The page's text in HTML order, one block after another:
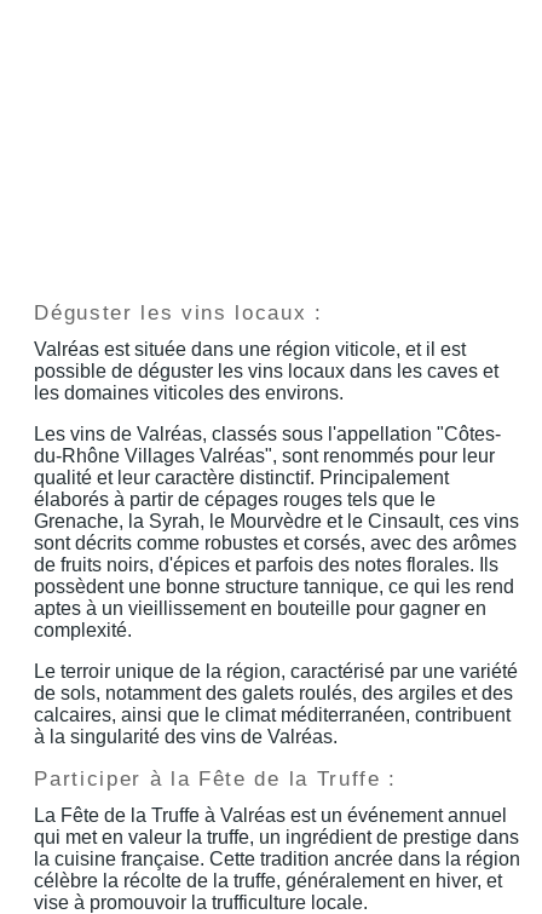
Déguster les vins locaux :
Valréas est située dans une région viticole, et il est
possible de déguster les vins locaux dans les caves et
les domaines viticoles des environs.
Les vins de Valréas, classés sous l'appellation "Côtes-
du-Rhône Villages Valréas", sont renommés pour leur
qualité et leur caractère distinctif. Principalement
élaborés à partir de cépages rouges tels que le
Grenache, la Syrah, le Mourvèdre et le Cinsault, ces vins
sont décrits comme robustes et corsés, avec des arômes
de fruits noirs, d'épices et parfois des notes florales. Ils
possèdent une bonne structure tannique, ce qui les rend
aptes à un vieillissement en bouteille pour gagner en
complexité.
Le terroir unique de la région, caractérisé par une variété
de sols, notamment des galets roulés, des argiles et des
calcaires, ainsi que le climat méditerranéen, contribuent
à la singularité des vins de Valréas.
Participer à la Fête de la Truffe :
La Fête de la Truffe à Valréas est un événement annuel
qui met en valeur la truffe, un ingrédient de prestige dans
la cuisine française. Cette tradition ancrée dans la région
célèbre la récolte de la truffe, généralement en hiver, et
vise à promouvoir la trufficulture locale.